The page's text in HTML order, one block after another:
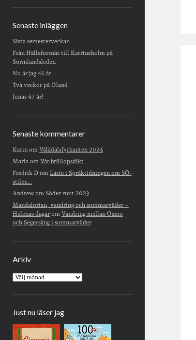
Senaste inläggen
Sista semesterveckan
Från Hälleforsnäs till Katrineholm på
Sörmlandsleden
Nu är jag 46 år
Två veckor på Öland
Jonas 47 år!
Senaste kommentarer
Karin om Vålådalsfyrkanten 2024
Maria om Vår bröllopsdikt
Fredrik Dom Läste i Språktidningen om SÖ-
stilen…
Andrewom Söder runt 2023
Mandalorian, vandring och sommarväder –
Helenas dagarom Vandring mellan Ösmo
och Segersäng i sommarväder
Arkiv
Arkiv
Just nu läser jag